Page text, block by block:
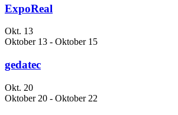
ExpoReal
Okt. 13
Oktober 13 - Oktober 15
gedatec
Okt. 20
Oktober 20 - Oktober 22